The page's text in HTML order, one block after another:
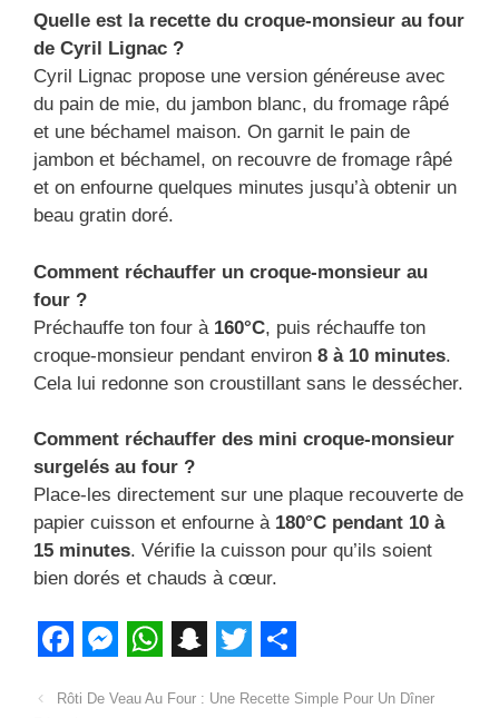
Quelle est la recette du croque-monsieur au four
de Cyril Lignac ?
Cyril Lignac propose une version généreuse avec
du pain de mie, du jambon blanc, du fromage râpé
et une béchamel maison. On garnit le pain de
jambon et béchamel, on recouvre de fromage râpé
et on enfourne quelques minutes jusqu’à obtenir un
beau gratin doré.
Comment réchauffer un croque-monsieur au
four ?
Préchauffe ton four à 160°C, puis réchauffe ton
croque-monsieur pendant environ 8 à 10 minutes.
Cela lui redonne son croustillant sans le dessécher.
Comment réchauffer des mini croque-monsieur
surgelés au four ?
Place-les directement sur une plaque recouverte de
papier cuisson et enfourne à 180°C pendant 10 à
15 minutes. Vérifie la cuisson pour qu’ils soient
bien dorés et chauds à cœur.
Rôti De Veau Au Four : Une Recette Simple Pour Un Dîner